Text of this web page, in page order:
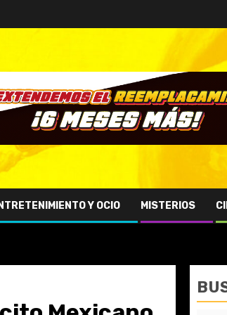
Y OCIO MISTERIOS